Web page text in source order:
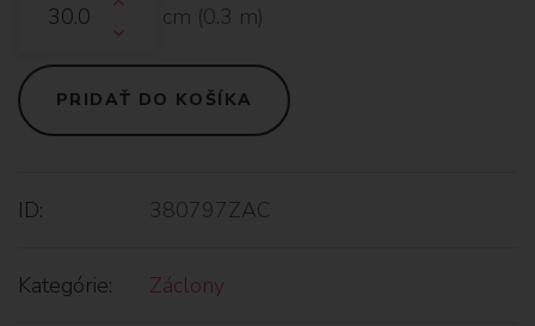
cm (0.3 m)
PRIDAŤ DO KOŠÍKA
ID: 380797ZAC
Kategórie: Záclony